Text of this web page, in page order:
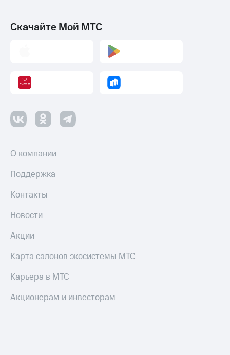
Скачайте Мой МТС
О компании
Поддержка
Контакты
Новости
Акции
Карта салонов экосистемы МТС
Карьера в МТС
Акционерам и инвесторам